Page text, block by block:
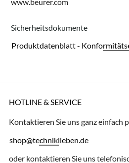
Sicherheitsdokumente
Produktdatenblatt -
HOTLINE & SERVICE
Kontaktieren Sie uns ganz einfach
shop@techniklieben.de
oder kontaktieren Sie uns